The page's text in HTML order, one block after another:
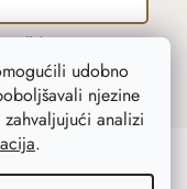
udobno
njezine
analizi
.
zaštite
AtmoWood.hr